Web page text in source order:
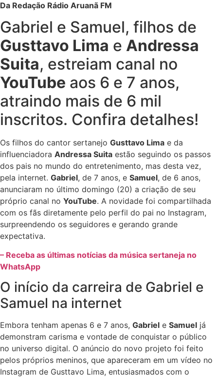
Da Redação Rádio Aruanã FM
Gabriel e Samuel, filhos de
Gusttavo Lima e Andressa
Suita, estreiam canal no
YouTube aos 6 e 7 anos,
atraindo mais de 6 mil
inscritos. Confira detalhes!
Os filhos do cantor sertanejo Gusttavo Lima e da
influenciadora Andressa Suita estão seguindo os passos
dos pais no mundo do entretenimento, mas desta vez,
pela internet. Gabriel, de 7 anos, e Samuel, de 6 anos,
anunciaram no último domingo (20) a criação de seu
próprio canal no YouTube. A novidade foi compartilhada
com os fãs diretamente pelo perfil do pai no Instagram,
surpreendendo os seguidores e gerando grande
expectativa.
– Receba as últimas notícias da música sertaneja no
WhatsApp
O início da carreira de Gabriel e
Samuel na internet
Embora tenham apenas 6 e 7 anos, Gabriel e Samuel já
demonstram carisma e vontade de conquistar o público
no universo digital. O anúncio do novo projeto foi feito
pelos próprios meninos, que apareceram em um vídeo no
Instagram de Gusttavo Lima, entusiasmados com o